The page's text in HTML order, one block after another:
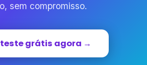
sem compromisso.
teste grátis agora →